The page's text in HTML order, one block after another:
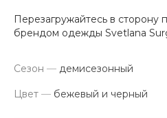
Перезагружайтесь в сторону
брендом одежды Svetlana
Сезон — демисезонный
Цвет — бежевый и черный